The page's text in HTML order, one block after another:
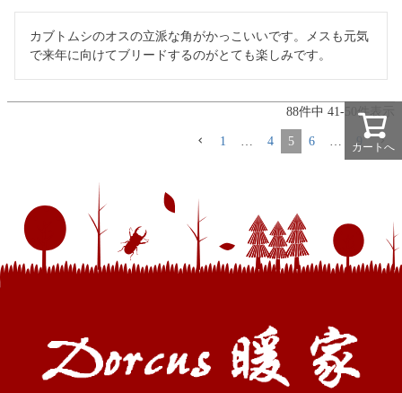
カブトムシのオスの立派な角がかっこいいです。メスも元気
で来年に向けてブリードするのがとても楽しみです。
88件中 41- 件表示
1 … 4 5 6 … 9
カートへ